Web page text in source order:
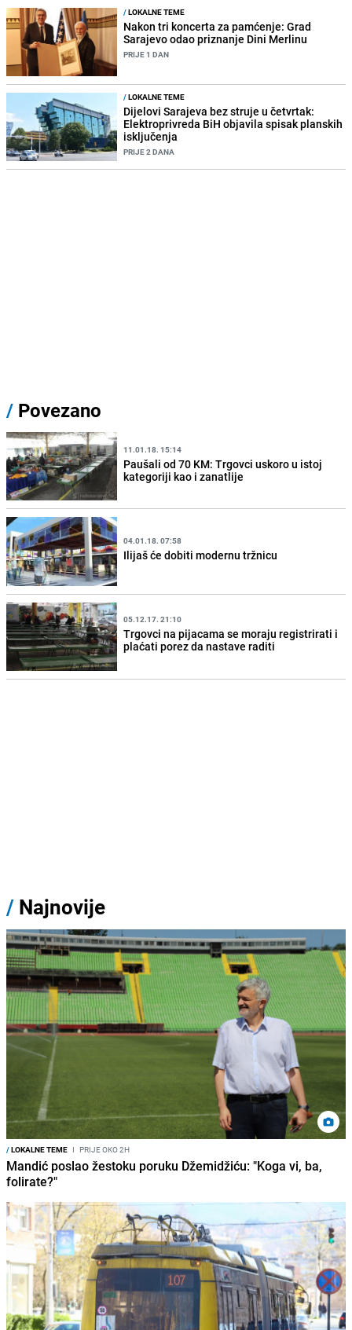
/LOKALNE TEME
Nakon tri koncerta za pamćenje: Grad
Sarajevo odao priznanje Dini Merlinu
PRIJE 1 DAN
/LOKALNE TEME
Dijelovi Sarajeva bez struje u četvrtak:
Elektroprivreda BiH objavila spisak planskih
isključenja
PRIJE 2 DANA
/ Povezano
11.01.18. 15:14
Paušali od 70 KM: Trgovci uskoro u istoj
kategoriji kao i zanatlije
04.01.18. 07:58
Ilijaš će dobiti modernu tržnicu
05.12.17. 21:10
Trgovci na pijacama se moraju registrirati i
plaćati porez da nastave raditi
/ Najnovije
/LOKALNE TEME I PRIJE OKO 2H
Mandić poslao žestoku poruku Džemidžiću: "Koga vi, ba,
folirate?"